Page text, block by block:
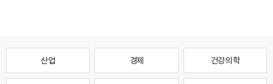
산업 경제 건강·의학